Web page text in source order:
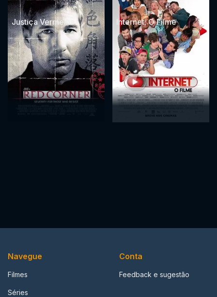
Justiça Vermelha Internet: O Filme
Navegue
Filmes
Séries
Conta
Feedback e sugestão